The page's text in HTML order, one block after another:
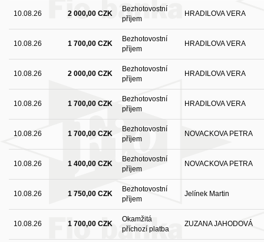
10.08.26 2 000,00 CZK
Bezhotovostní
příjem
HRADILOVA VERA
10.08.26 1 700,00 CZK
Bezhotovostní
příjem
HRADILOVA VERA
10.08.26 2 000,00 CZK
Bezhotovostní
příjem
HRADILOVA VERA
10.08.26 1 700,00 CZK
Bezhotovostní
příjem
HRADILOVA VERA
10.08.26 1 700,00 CZK
Bezhotovostní
příjem
NOVACKOVA PETRA
10.08.26 1 400,00 CZK
Bezhotovostní
příjem
NOVACKOVA PETRA
10.08.26 1 750,00 CZK
Bezhotovostní
příjem
Jelínek Martin
10.08.26 1 700,00 CZK
Okamžitá
příchozí platba
ZUZANA JAHODOVÁ